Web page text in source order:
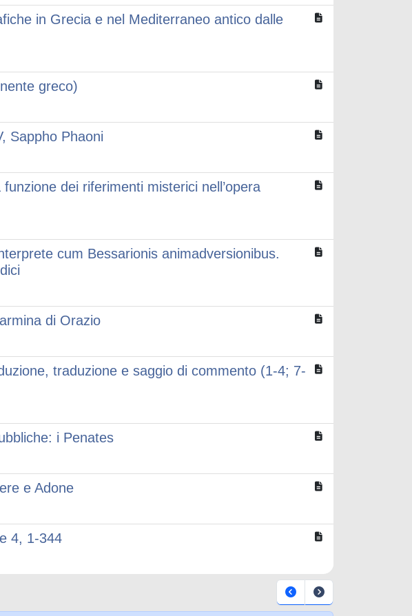
in Grecia e nel Mediterraneo antico dalle
greco)
Sappho Phaoni
dei riferimenti misterici nell’opera
cum Bessarionis animadversionibus.
di Orazio
traduzione e saggio di commento (1-4; 7-
i Penates
e Adone
4, 1-344